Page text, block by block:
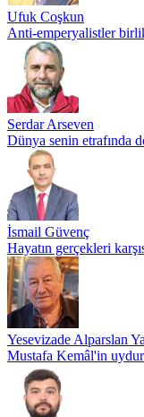
Ufuk Coşkun
Anti-emperyalistler
Serdar Arseven
Dünya senin etrafında
İsmail Güvenç
Hayatın gerçekleri
Yesevizade Alparslan
Mustafa Kemâl'in